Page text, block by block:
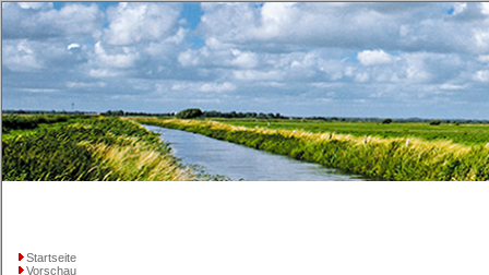
Startseite
Vorschau